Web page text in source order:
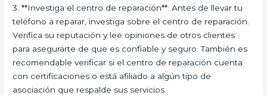
3. **Investiga el centro de reparación**: Antes de llevar tu
teléfono a reparar, investiga sobre el centro de reparación.
Verifica su reputación y lee opiniones de otros clientes
para asegurarte de que es confiable y seguro. También es
recomendable verificar si el centro de reparación cuenta
con certificaciones o está afiliado a algún tipo de
asociación que respalde sus servicios.